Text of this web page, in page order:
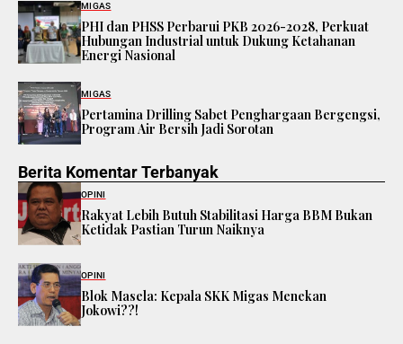
MIGAS
PHI dan PHSS Perbarui PKB 2026-2028, Perkuat
Hubungan Industrial untuk Dukung Ketahanan
Energi Nasional
MIGAS
Pertamina Drilling Sabet Penghargaan Bergengsi,
Program Air Bersih Jadi Sorotan
Berita Komentar Terbanyak
OPINI
Rakyat Lebih Butuh Stabilitasi Harga BBM Bukan
Ketidak Pastian Turun Naiknya
OPINI
Blok Masela: Kepala SKK Migas Menekan
Jokowi??!